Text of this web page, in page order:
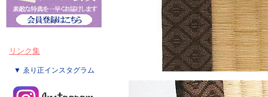
リンク集
▼ ゑり正インスタグラム